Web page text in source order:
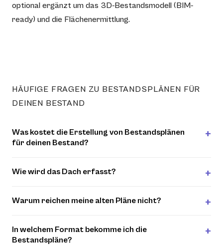
optional ergänzt um das 3D-Bestandsmodell (BIM-
ready) und die Flächenermittlung.
HÄUFIGE FRAGEN ZU BESTANDSPLÄNEN FÜR
DEINEN BESTAND
Was kostet die Erstellung von Bestandsplänen
für deinen Bestand?
Wie wird das Dach erfasst?
Warum reichen meine alten Pläne nicht?
In welchem Format bekomme ich die
Bestandspläne?